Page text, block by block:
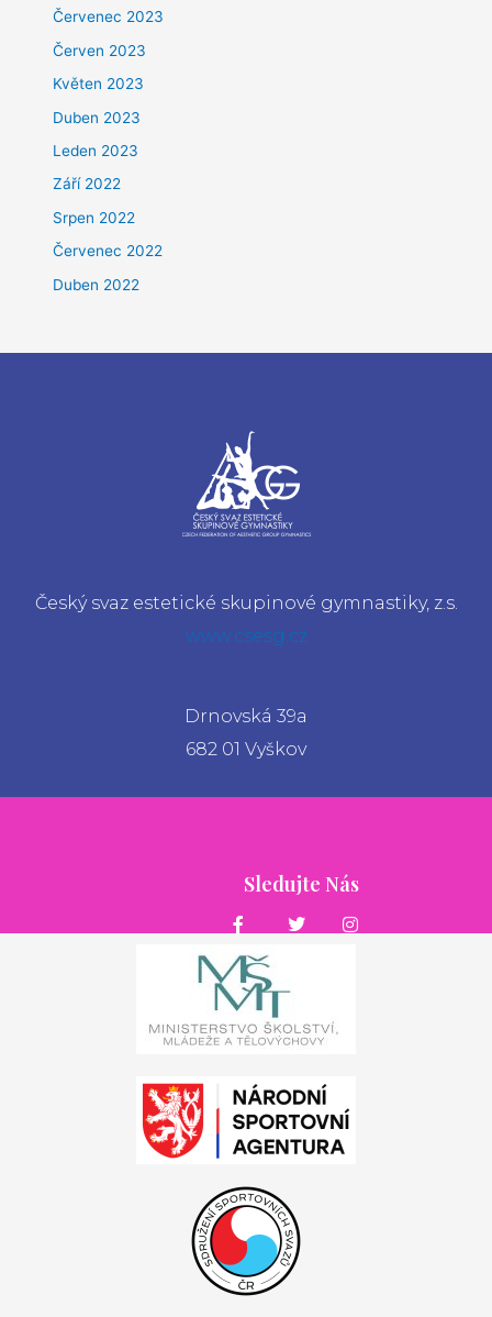
Červenec 2023
Červen 2023
Květen 2023
Duben 2023
Leden 2023
Září 2022
Srpen 2022
Červenec 2022
Duben 2022
Český svaz estetické skupinové gymnastiky, z.s.
www.csesg.cz
Drnovská 39a
682 01 Vyškov
Sledujte Nás